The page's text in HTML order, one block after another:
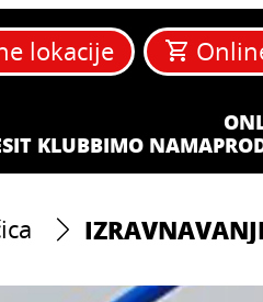
lokacije
KLUBBIMO NAMA